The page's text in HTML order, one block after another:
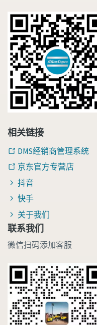
相关链接
DMS经销商管理系统
京东官方专营店
抖音
快手
关于我们
联系我们
微信扫码添加客服